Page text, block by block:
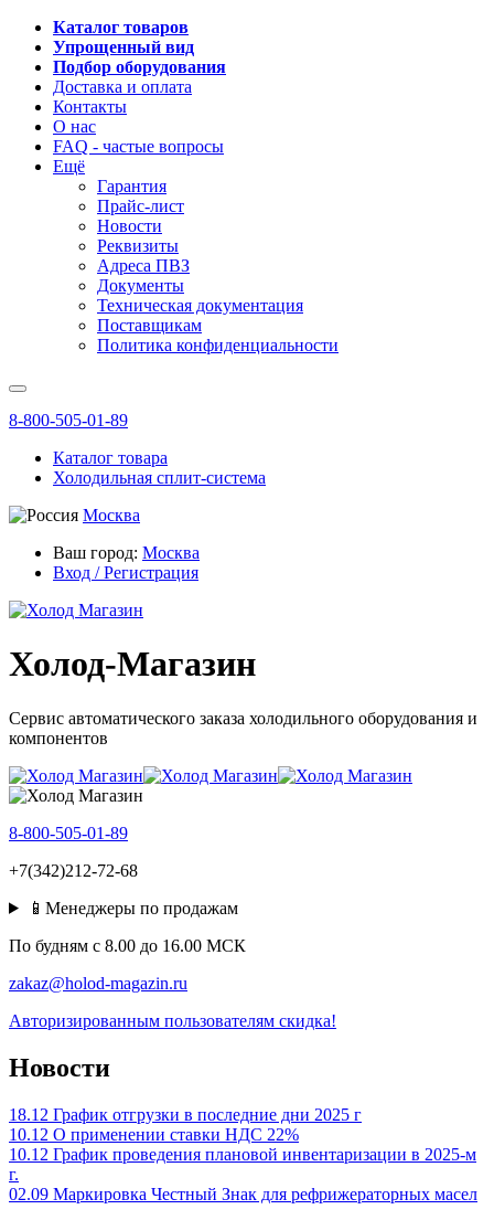
Каталог товаров
Упрощенный вид
Подбор оборудования
Доставка и оплата
Контакты
О нас
FAQ - частые вопросы
Ещё
Гарантия
Прайс-лист
Новости
Реквизиты
Адреса ПВЗ
Документы
Техническая документация
Поставщикам
Политика конфиденциальности
8-800-505-01-89
Каталог товара
Холодильная сплит-система
Москва
Ваш город: Москва
Вход / Регистрация
Холод-Магазин
Сервис автоматического заказа холодильного оборудования и
компонентов
8-800-505-01-89
+7(342)212-72-68
📱Менеджеры по продажам
По будням c 8.00 до 16.00 МСК
zakaz@holod-magazin.ru
Авторизированным пользователям скидка!
Новости
18.12 График отгрузки в последние дни 2025 г
10.12 О применении ставки НДС 22%
10.12 График проведения плановой инвентаризации в 2025-м
г.
02.09 Маркировка Честный Знак для рефрижераторных масел